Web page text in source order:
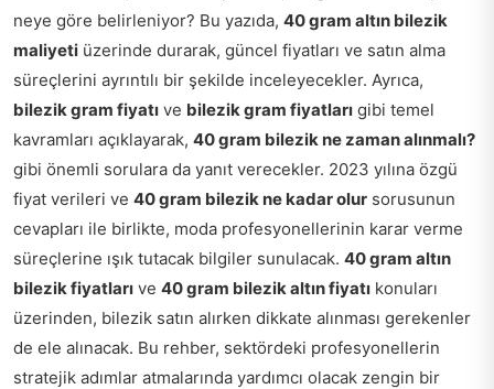
neye göre belirleniyor? Bu yazıda, 40 gram altın bilezik
maliyeti üzerinde durarak, güncel fiyatları ve satın alma
süreçlerini ayrıntılı bir şekilde inceleyecekler. Ayrıca,
bilezik gram fiyatı ve bilezik gram fiyatları gibi temel
kavramları açıklayarak, 40 gram bilezik ne zaman alınmalı?
gibi önemli sorulara da yanıt verecekler. 2023 yılına özgü
fiyat verileri ve 40 gram bilezik ne kadar olur sorusunun
cevapları ile birlikte, moda profesyonellerinin karar verme
süreçlerine ışık tutacak bilgiler sunulacak. 40 gram altın
bilezik fiyatları ve 40 gram bilezik altın fiyatı konuları
üzerinden, bilezik satın alırken dikkate alınması gerekenler
de ele alınacak. Bu rehber, sektördeki profesyonellerin
stratejik adımlar atmalarında yardımcı olacak zengin bir